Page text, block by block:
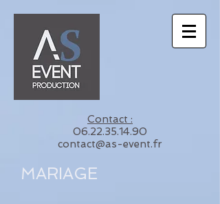
MARIAGE
Contact :
06.22.35.14.90
contact@as-event.fr